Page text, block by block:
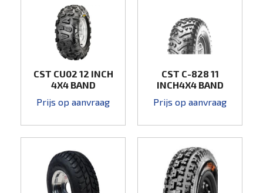
CST CU02 12 INCH
4X4 BAND
Prijs op aanvraag
CST C-828 11
INCH4X4 BAND
Prijs op aanvraag